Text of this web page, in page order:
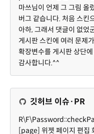
감사합니다.^^
깃허브 이슈·PR